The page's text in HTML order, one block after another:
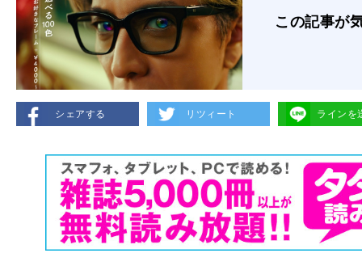
この記事が
シェアする リツィート ラインを